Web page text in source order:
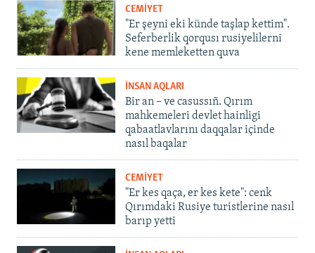
CEMİYET
"Er şeyni eki künde taşlap kettim".
Seferberlik qorqusı rusiyelilerni
kene memleketten quva
İNSAN AQLARI
Bir an – ve casussıñ. Qırım
mahkemeleri devlet hainligi
qabaatlavlarını daqqalar içinde
nasıl baqalar
CEMİYET
"Er kes qaça, er kes kete": cenk
Qırımdaki Rusiye turistlerine nasıl
barıp yetti